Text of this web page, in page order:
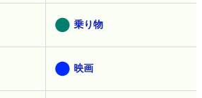
乗り物
映画